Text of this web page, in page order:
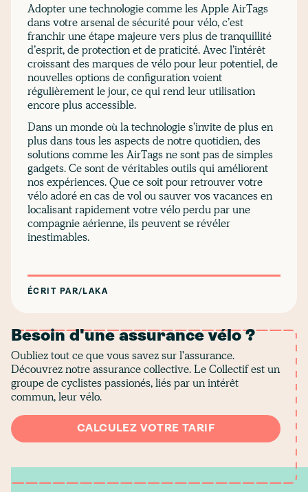
Besoin d'une assurance vélo ?
Oubliez tout ce que vous savez sur l'assurance.
Découvrez notre assurance collective. Le Collectif est un
groupe de cyclistes passionés, liés par un intérêt
commun, leur vélo.
CALCULEZ VOTRE TARIF
Adopter une technologie comme les Apple AirTags
dans votre arsenal de sécurité pour vélo, c’est
franchir une étape majeure vers plus de tranquillité
d’esprit, de protection et de praticité. Avec l’intérêt
croissant des marques de vélo pour leur potentiel, de
nouvelles options de configuration voient
régulièrement le jour, ce qui rend leur utilisation
encore plus accessible.
Dans un monde où la technologie s’invite de plus en
plus dans tous les aspects de notre quotidien, des
solutions comme les AirTags ne sont pas de simples
gadgets. Ce sont de véritables outils qui améliorent
nos expériences. Que ce soit pour retrouver votre
vélo adoré en cas de vol ou sauver vos vacances en
localisant rapidement votre vélo perdu par une
compagnie aérienne, ils peuvent se révéler
inestimables.
ÉCRIT PAR/ LAKA